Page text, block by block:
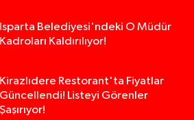
Isparta Belediyesi'ndeki O Müdür
Kadroları Kaldırılıyor!
Kirazlıdere Restorant'ta Fiyatlar
Güncellendi! Listeyi Görenler
Şaşırıyor!